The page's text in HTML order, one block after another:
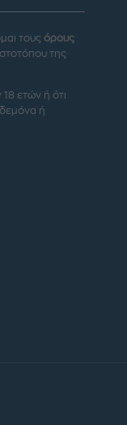
τους όρους
της
ετών ή ότι
ή